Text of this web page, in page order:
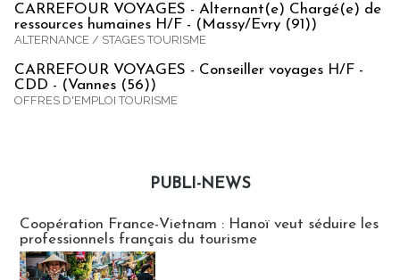
CARREFOUR VOYAGES - Alternant(e) Chargé(e) de
ressources humaines H/F - (Massy/Evry (91))
ALTERNANCE / STAGES TOURISME
CARREFOUR VOYAGES - Conseiller voyages H/F -
CDD - (Vannes (56))
OFFRES D'EMPLOI TOURISME
PUBLI-NEWS
Coopération France-Vietnam : Hanoï veut séduire les
professionnels français du tourisme